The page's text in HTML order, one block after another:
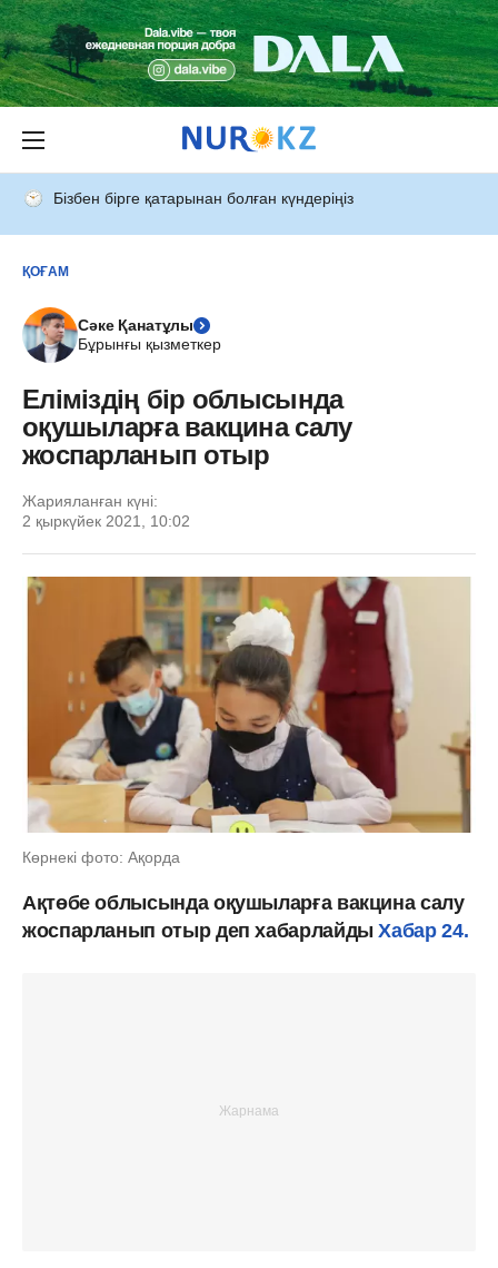
Бізбен бірге қатарынан болған күндеріңіз
ҚОҒАМ
Сәке Қанатұлы
Бұрынғы қызметкер
Еліміздің бір облысында
оқушыларға вакцина салу
жоспарланып отыр
Жарияланған күні:
2 қыркүйек 2021, 10:02
Көрнекі фото: Ақорда
Ақтөбе облысында оқушыларға вакцина салу
жоспарланып отыр деп хабарлайдыХабар 24.